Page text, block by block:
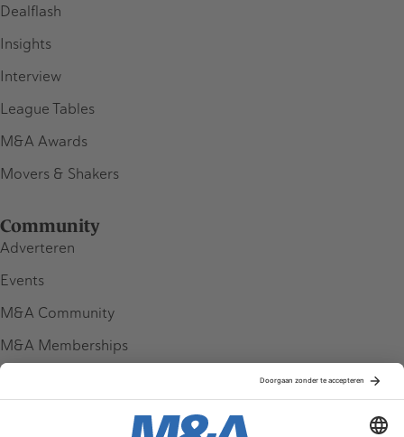
Dealflash
Insights
Interview
League Tables
M&A Awards
Movers & Shakers
Community
Adverteren
Events
M&A Community
M&A Memberships